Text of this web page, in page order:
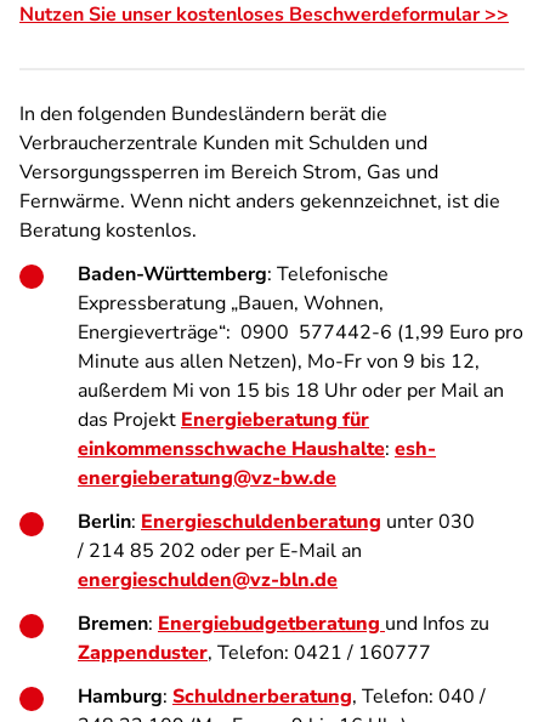
Nutzen Sie unser kostenloses Beschwerdeformular >>
In den folgenden Bundesländern berät die
Verbraucherzentrale Kunden mit Schulden und
Versorgungssperren im Bereich Strom, Gas und
Fernwärme. Wenn nicht anders gekennzeichnet, ist die
Beratung kostenlos.
Baden-Württemberg: Telefonische
Expressberatung „Bauen, Wohnen,
Energieverträge“: 0900 577442-6 (1,99 Euro pro
Minute aus allen Netzen), Mo-Fr von 9 bis 12,
außerdem Mi von 15 bis 18 Uhr oder per Mail an
das Projekt Energieberatung für
einkommensschwache Haushalte: esh-
energieberatung@vz-bw.de
Berlin: Energieschuldenberatung unter 030
/ 214 85 202 oder per E-Mail an
energieschulden@vz-bln.de
Bremen: Energiebudgetberatung und Infos zu
Zappenduster, Telefon: 0421 / 160777
Hamburg: Schuldnerberatung, Telefon: 040 /